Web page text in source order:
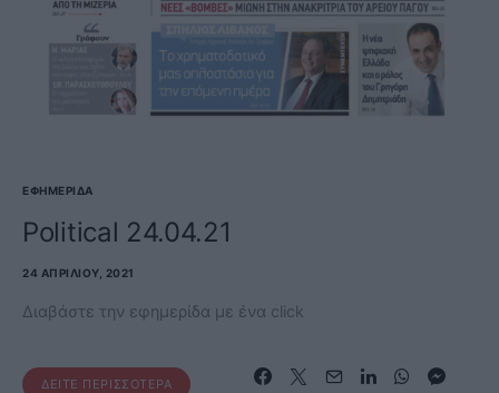
ΕΦΗΜΕΡΊΔΑ
Political 24.04.21
24 ΑΠΡΙΛΊΟΥ, 2021
Διαβάστε την εφημερίδα με ένα click
ΔΕΊΤΕ ΠΕΡΙΣΣΌΤΕΡΑ